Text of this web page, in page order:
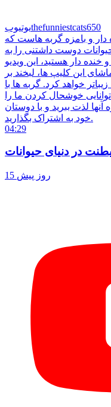
یوتیوبthefunniestcats650
دار و بامزه گربه هاست که
دوست داشتنی را به
دار هستید، این ویدیو
این کلیپ ها، لبخند بر
خواهد کرد. گربه ها با
خوشحال کردن ما را
لذت ببرید و با دوستان
خود به اشتراک بگذارید.
04:29
در دنیای حیوانات
15 روز پیش